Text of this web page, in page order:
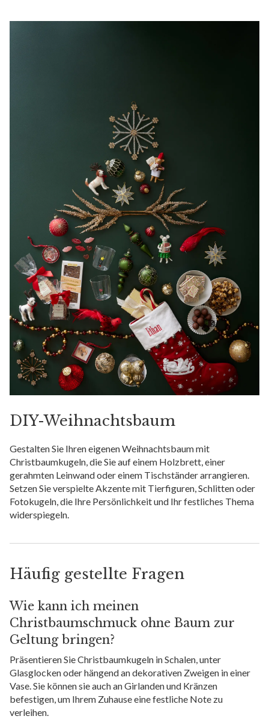
DIY-Weihnachtsbaum
Gestalten Sie Ihren eigenen Weihnachtsbaum mit
Christbaumkugeln, die Sie auf einem Holzbrett, einer
gerahmten Leinwand oder einem Tischständer arrangieren.
Setzen Sie verspielte Akzente mit Tierfiguren, Schlitten oder
Fotokugeln, die Ihre Persönlichkeit und Ihr festliches Thema
widerspiegeln.
Häufig gestellte Fragen
Wie kann ich meinen
Christbaumschmuck ohne Baum zur
Geltung bringen?
Präsentieren Sie Christbaumkugeln in Schalen, unter
Glasglocken oder hängend an dekorativen Zweigen in einer
Vase. Sie können sie auch an Girlanden und Kränzen
befestigen, um Ihrem Zuhause eine festliche Note zu
verleihen.